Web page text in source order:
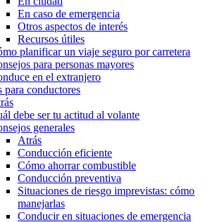
En caso de emergencia
Otros aspectos de interés
Recursos útiles
planificar un viaje seguro por carretera
para personas mayores
en el extranjero
para conductores
debe ser tu actitud al volante
generales
Atrás
Conducción eficiente
Cómo ahorrar combustible
Conducción preventiva
Situaciones de riesgo imprevistas: cómo
manejarlas
Conducir en situaciones de emergencia